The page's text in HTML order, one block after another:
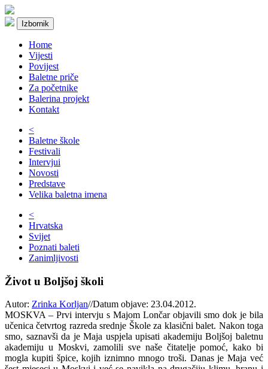
Izbornik
Home
Vijesti
Povijest
Baletne priče
Za početnike
Balerina projekt
Kontakt
<
Baletne škole
Festivali
Intervjui
Novosti
Predstave
Velika baletna imena
<
Hrvatska
Svijet
Poznati baleti
Zanimljivosti
Život u Boljšoj školi
Autor: Zrinka Korljan//Datum objave: 23.04.2012.
MOSKVA – Prvi intervju s Majom Lončar objavili smo dok je bila
učenica četvrtog razreda srednje Škole za klasični balet. Nakon toga
smo, saznavši da je Maja uspjela upisati akademiju Boljšoj baletnu
akademiju u Moskvi, zamolili sve naše čitatelje pomoć, kako bi
mogla kupiti špice, kojih iznimno mnogo troši. Danas je Maja već